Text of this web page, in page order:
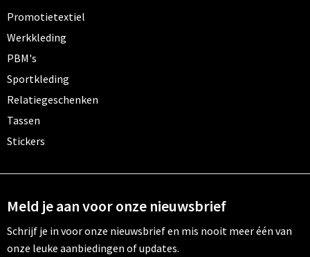
Promotietextiel
Werkkleding
PBM's
Sportkleding
Relatiegeschenken
Tassen
Stickers
Meld je aan voor onze nieuwsbrief
Schrijf je in voor onze nieuwsbrief en mis nooit meer één van
onze leuke aanbiedingen of updates.